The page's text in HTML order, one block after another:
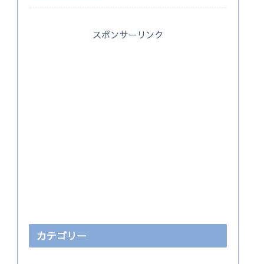
スポンサーリンク
カテゴリー